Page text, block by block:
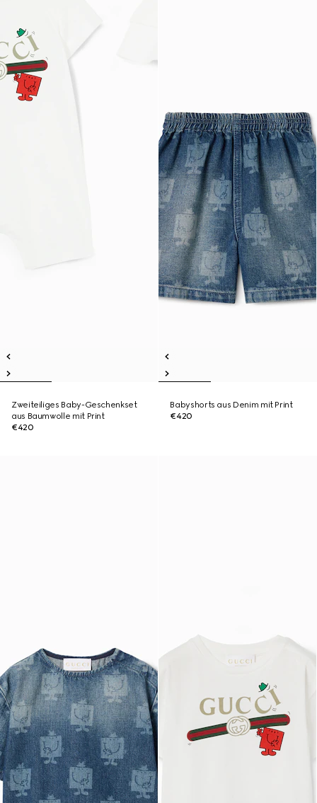
Zweiteiliges Baby-Geschenkset
aus Baumwolle mit Print
€420
Babyshorts aus Denim mit Print
€420